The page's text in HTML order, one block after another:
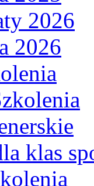
2026
2026
klas